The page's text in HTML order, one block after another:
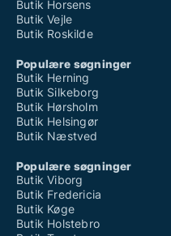
Butik Horsens
Butik Vejle
Butik Roskilde
Populære søgninger
Butik Herning
Butik Silkeborg
Butik Hørsholm
Butik Helsingør
Butik Næstved
Populære søgninger
Butik Viborg
Butik Fredericia
Butik Køge
Butik Holstebro